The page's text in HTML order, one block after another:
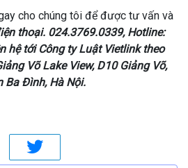
cho chúng tôi để được tư vấn và
thoại. 024.3769.0339, Hotline:
hệ tới Công ty Luật Vietlink theo
Võ Lake View, D10 Giảng Võ,
Ba Đình, Hà Nội.